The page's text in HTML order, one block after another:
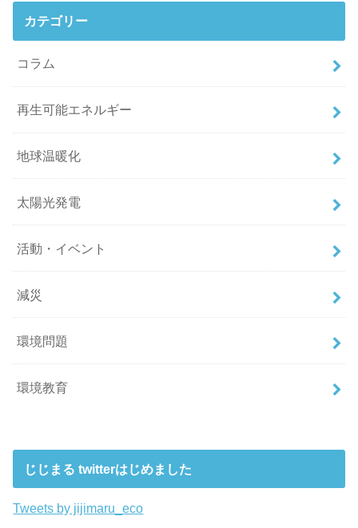
カテゴリー
コラム
再生可能エネルギー
地球温暖化
太陽光発電
活動・イベント
減災
環境問題
環境教育
じじまる twitterはじめました
Tweets by jijimaru_eco